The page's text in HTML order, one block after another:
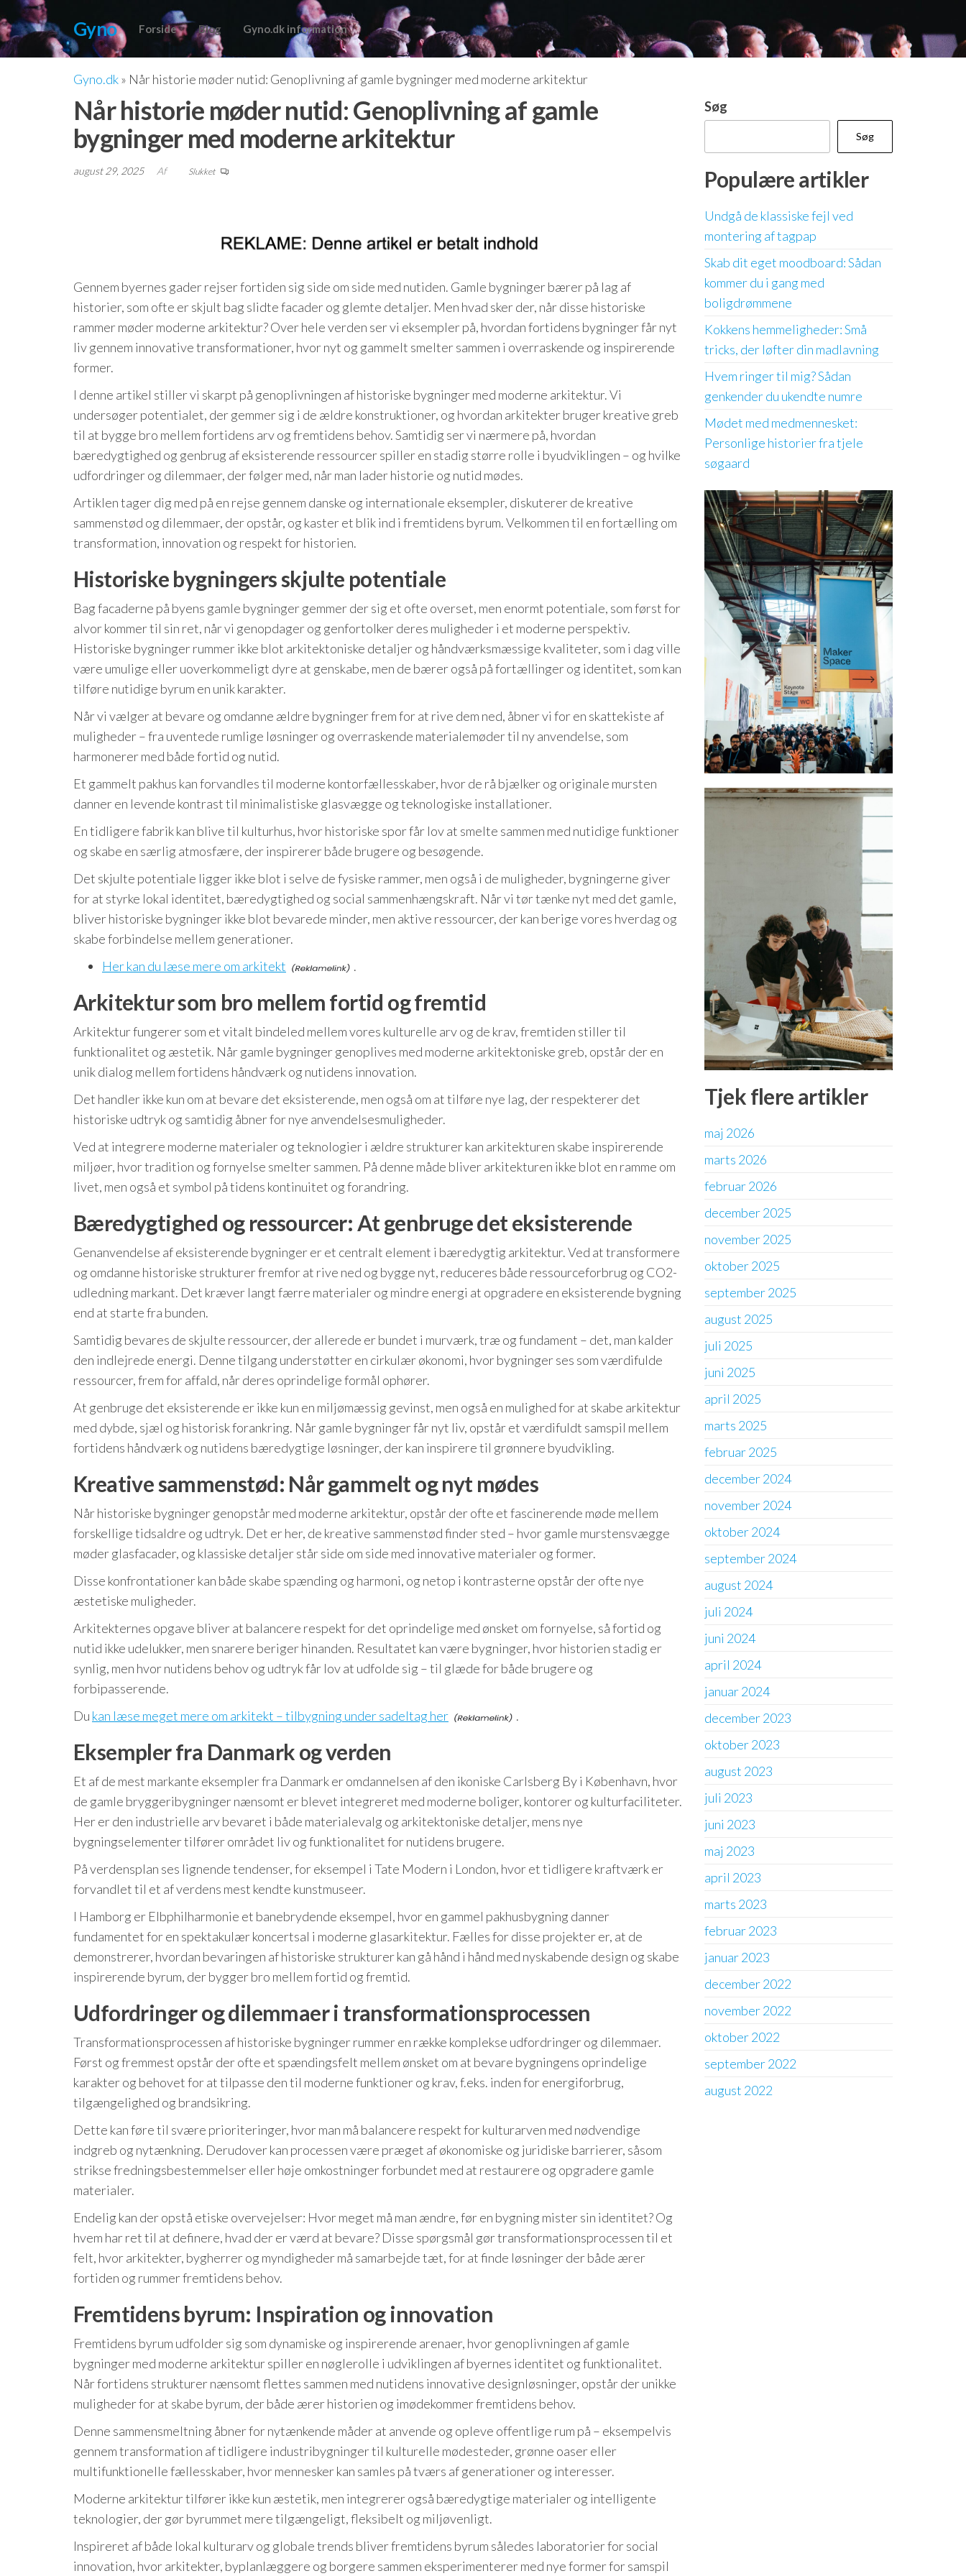
Videre
til
indhold
Gyno Forside Blog Gyno.dk information
Gyno.dk» Når historie møder nutid: Genoplivning af gamle bygninger med moderne arkitektur
Når historie møder nutid: Genoplivning af gamle
bygninger med moderne arkitektur
august 29, 2025 Af Slukket
Gennem byernes gader rejser fortiden sig side om side med nutiden. Gamle bygninger bærer på lag af
historier, som ofte er skjult bag slidte facader og glemte detaljer. Men hvad sker der, når disse historiske
rammer møder moderne arkitektur? Over hele verden ser vi eksempler på, hvordan fortidens bygninger får nyt
liv gennem innovative transformationer, hvor nyt og gammelt smelter sammen i overraskende og inspirerende
former.
I denne artikel stiller vi skarpt på genoplivningen af historiske bygninger med moderne arkitektur. Vi
undersøger potentialet, der gemmer sig i de ældre konstruktioner, og hvordan arkitekter bruger kreative greb
til at bygge bro mellem fortidens arv og fremtidens behov. Samtidig ser vi nærmere på, hvordan
bæredygtighed og genbrug af eksisterende ressourcer spiller en stadig større rolle i byudviklingen – og hvilke
udfordringer og dilemmaer, der følger med, når man lader historie og nutid mødes.
Artiklen tager dig med på en rejse gennem danske og internationale eksempler, diskuterer de kreative
sammenstød og dilemmaer, der opstår, og kaster et blik ind i fremtidens byrum. Velkommen til en fortælling om
transformation, innovation og respekt for historien.
Historiske bygningers skjulte potentiale
Bag facaderne på byens gamle bygninger gemmer der sig et ofte overset, men enormt potentiale, som først for
alvor kommer til sin ret, når vi genopdager og genfortolker deres muligheder i et moderne perspektiv.
Historiske bygninger rummer ikke blot arkitektoniske detaljer og håndværksmæssige kvaliteter, som i dag ville
være umulige eller uoverkommeligt dyre at genskabe, men de bærer også på fortællinger og identitet, som kan
tilføre nutidige byrum en unik karakter.
Når vi vælger at bevare og omdanne ældre bygninger frem for at rive dem ned, åbner vi for en skattekiste af
muligheder – fra uventede rumlige løsninger og overraskende materialemøder til ny anvendelse, som
harmonerer med både fortid og nutid.
Et gammelt pakhus kan forvandles til moderne kontorfællesskaber, hvor de rå bjælker og originale mursten
danner en levende kontrast til minimalistiske glasvægge og teknologiske installationer.
En tidligere fabrik kan blive til kulturhus, hvor historiske spor får lov at smelte sammen med nutidige funktioner
og skabe en særlig atmosfære, der inspirerer både brugere og besøgende.
Det skjulte potentiale ligger ikke blot i selve de fysiske rammer, men også i de muligheder, bygningerne giver
for at styrke lokal identitet, bæredygtighed og social sammenhængskraft. Når vi tør tænke nyt med det gamle,
bliver historiske bygninger ikke blot bevarede minder, men aktive ressourcer, der kan berige vores hverdag og
skabe forbindelse mellem generationer.
Her kan du læse mere om arkitekt
.
Arkitektur som bro mellem fortid og fremtid
Arkitektur fungerer som et vitalt bindeled mellem vores kulturelle arv og de krav, fremtiden stiller til
funktionalitet og æstetik. Når gamle bygninger genoplives med moderne arkitektoniske greb, opstår der en
unik dialog mellem fortidens håndværk og nutidens innovation.
Det handler ikke kun om at bevare det eksisterende, men også om at tilføre nye lag, der respekterer det
historiske udtryk og samtidig åbner for nye anvendelsesmuligheder.
Ved at integrere moderne materialer og teknologier i ældre strukturer kan arkitekturen skabe inspirerende
miljøer, hvor tradition og fornyelse smelter sammen. På denne måde bliver arkitekturen ikke blot en ramme om
livet, men også et symbol på tidens kontinuitet og forandring.
Bæredygtighed og ressourcer: At genbruge det eksisterende
Genanvendelse af eksisterende bygninger er et centralt element i bæredygtig arkitektur. Ved at transformere
og omdanne historiske strukturer fremfor at rive ned og bygge nyt, reduceres både ressourceforbrug og CO2-
udledning markant. Det kræver langt færre materialer og mindre energi at opgradere en eksisterende bygning
end at starte fra bunden.
Samtidig bevares de skjulte ressourcer, der allerede er bundet i murværk, træ og fundament – det, man kalder
den indlejrede energi. Denne tilgang understøtter en cirkulær økonomi, hvor bygninger ses som værdifulde
ressourcer, frem for affald, når deres oprindelige formål ophører.
At genbruge det eksisterende er ikke kun en miljømæssig gevinst, men også en mulighed for at skabe arkitektur
med dybde, sjæl og historisk forankring. Når gamle bygninger får nyt liv, opstår et værdifuldt samspil mellem
fortidens håndværk og nutidens bæredygtige løsninger, der kan inspirere til grønnere byudvikling.
Kreative sammenstød: Når gammelt og nyt mødes
Når historiske bygninger genopstår med moderne arkitektur, opstår der ofte et fascinerende møde mellem
forskellige tidsaldre og udtryk. Det er her, de kreative sammenstød finder sted – hvor gamle murstensvægge
møder glasfacader, og klassiske detaljer står side om side med innovative materialer og former.
Disse konfrontationer kan både skabe spænding og harmoni, og netop i kontrasterne opstår der ofte nye
æstetiske muligheder.
Arkitekternes opgave bliver at balancere respekt for det oprindelige med ønsket om fornyelse, så fortid og
nutid ikke udelukker, men snarere beriger hinanden. Resultatet kan være bygninger, hvor historien stadig er
synlig, men hvor nutidens behov og udtryk får lov at udfolde sig – til glæde for både brugere og
forbipasserende.
Du kan læse meget mere om arkitekt – tilbygning under sadeltag her .
Eksempler fra Danmark og verden
Et af de mest markante eksempler fra Danmark er omdannelsen af den ikoniske Carlsberg By i København, hvor
de gamle bryggeribygninger nænsomt er blevet integreret med moderne boliger, kontorer og kulturfaciliteter.
Her er den industrielle arv bevaret i både materialevalg og arkitektoniske detaljer, mens nye
bygningselementer tilfører området liv og funktionalitet for nutidens brugere.
På verdensplan ses lignende tendenser, for eksempel i Tate Modern i London, hvor et tidligere kraftværk er
forvandlet til et af verdens mest kendte kunstmuseer.
I Hamborg er Elbphilharmonie et banebrydende eksempel, hvor en gammel pakhusbygning danner
fundamentet for en spektakulær koncertsal i moderne glasarkitektur. Fælles for disse projekter er, at de
demonstrerer, hvordan bevaringen af historiske strukturer kan gå hånd i hånd med nyskabende design og skabe
inspirerende byrum, der bygger bro mellem fortid og fremtid.
Udfordringer og dilemmaer i transformationsprocessen
Transformationsprocessen af historiske bygninger rummer en række komplekse udfordringer og dilemmaer.
Først og fremmest opstår der ofte et spændingsfelt mellem ønsket om at bevare bygningens oprindelige
karakter og behovet for at tilpasse den til moderne funktioner og krav, f.eks. inden for energiforbrug,
tilgængelighed og brandsikring.
Dette kan føre til svære prioriteringer, hvor man må balancere respekt for kulturarven med nødvendige
indgreb og nytænkning. Derudover kan processen være præget af økonomiske og juridiske barrierer, såsom
strikse fredningsbestemmelser eller høje omkostninger forbundet med at restaurere og opgradere gamle
materialer.
Endelig kan der opstå etiske overvejelser: Hvor meget må man ændre, før en bygning mister sin identitet? Og
hvem har ret til at definere, hvad der er værd at bevare? Disse spørgsmål gør transformationsprocessen til et
felt, hvor arkitekter, bygherrer og myndigheder må samarbejde tæt, for at finde løsninger der både ærer
fortiden og rummer fremtidens behov.
Fremtidens byrum: Inspiration og innovation
Fremtidens byrum udfolder sig som dynamiske og inspirerende arenaer, hvor genoplivningen af gamle
bygninger med moderne arkitektur spiller en nøglerolle i udviklingen af byernes identitet og funktionalitet.
Når fortidens strukturer nænsomt flettes sammen med nutidens innovative designløsninger, opstår der unikke
muligheder for at skabe byrum, der både ærer historien og imødekommer fremtidens behov.
Denne sammensmeltning åbner for nytænkende måder at anvende og opleve offentlige rum på – eksempelvis
gennem transformation af tidligere industribygninger til kulturelle mødesteder, grønne oaser eller
multifunktionelle fællesskaber, hvor mennesker kan samles på tværs af generationer og interesser.
Moderne arkitektur tilfører ikke kun æstetik, men integrerer også bæredygtige materialer og intelligente
teknologier, der gør byrummet mere tilgængeligt, fleksibelt og miljøvenligt.
Inspireret af både lokal kulturarv og globale trends bliver fremtidens byrum således laboratorier for social
innovation, hvor arkitekter, byplanlæggere og borgere sammen eksperimenterer med nye former for samspil
Søg
Søg
Populære artikler
Undgå de klassiske fejl ved
montering af tagpap
Skab dit eget moodboard: Sådan
kommer du i gang med
boligdrømmene
Kokkens hemmeligheder: Små
tricks, der løfter din madlavning
Hvem ringer til mig? Sådan
genkender du ukendte numre
Mødet med medmennesket:
Personlige historier fra tjele
søgaard
Tjek flere artikler
maj 2026
marts 2026
februar 2026
december 2025
november 2025
oktober 2025
september 2025
august 2025
juli 2025
juni 2025
april 2025
marts 2025
februar 2025
december 2024
november 2024
oktober 2024
september 2024
august 2024
juli 2024
juni 2024
april 2024
januar 2024
december 2023
oktober 2023
august 2023
juli 2023
juni 2023
maj 2023
april 2023
marts 2023
februar 2023
januar 2023
december 2022
november 2022
oktober 2022
september 2022
august 2022